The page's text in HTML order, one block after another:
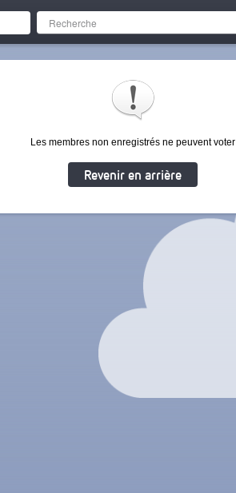
Les membres non enregistrés ne peuvent voter
Revenir en arrière